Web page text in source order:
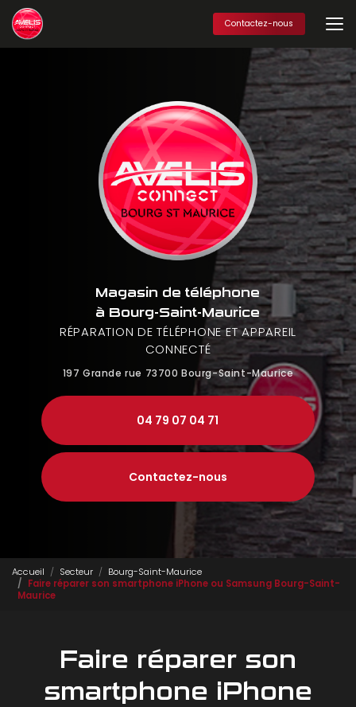
Aller
au
contenu
principal
Contactez-nous
Magasin de téléphone
à Bourg-Saint-Maurice
RÉPARATION DE TÉLÉPHONE ET APPAREIL
CONNECTÉ
197 Grande rue 73700 Bourg-Saint-Maurice
04 79 07 04 71
Contactez-nous
Accueil Secteur
Bourg-Saint-Maurice
Faire réparer son smartphone iPhone ou Samsung Bourg-Saint-
Maurice
Faire réparer son
smartphone iPhone